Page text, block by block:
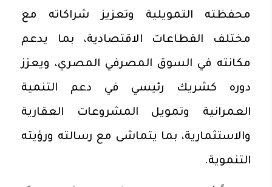
محفظته التمويلية وتعزيز شراكاته مع
مختلف القطاعات الاقتصادية، بما يدعم
مكانته في السوق المصرفي المصري، ويعزز
دوره كشريك رئيسي في دعم التنمية
العمرانية وتمويل المشروعات العقارية
والاستثمارية، بما يتماشى مع رسالته ورؤيته
التنموية.